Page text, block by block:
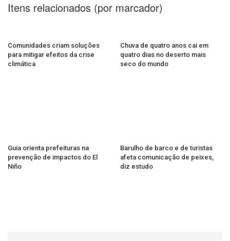
Itens relacionados (por marcador)
Comunidades criam soluções
para mitigar efeitos da crise
climática
Chuva de quatro anos cai em
quatro dias no deserto mais
seco do mundo
Guia orienta prefeituras na
prevenção de impactos do El
Niño
Barulho de barco e de turistas
afeta comunicação de peixes,
diz estudo